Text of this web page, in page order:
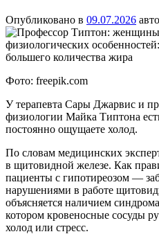
Опубликовано в 09.07.2026
Фото: freepik.com
У терапевта Сары Джарвис и
физиологии Майка Типтона
постоянно ощущаете холод.
По словам медицинских
в щитовидной железе. Как
пациенты с гипотиреозом —
нарушениями в работе
объясняется наличием
котором кровеносные сосуды
холод или стресс.